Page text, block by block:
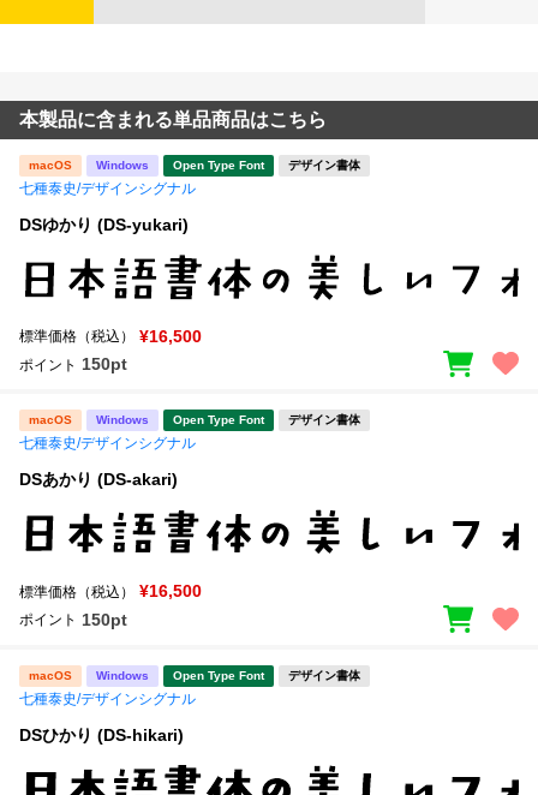
本製品に含まれる単品商品はこちら
macOS Windows Open Type Font デザイン書体
七種泰史/デザインシグナル
DSゆかり (DS-yukari)
標準価格（税込） ¥16,500
ポイント 150pt
macOS Windows Open Type Font デザイン書体
七種泰史/デザインシグナル
DSあかり (DS-akari)
標準価格（税込） ¥16,500
ポイント 150pt
macOS Windows Open Type Font デザイン書体
七種泰史/デザインシグナル
DSひかり (DS-hikari)